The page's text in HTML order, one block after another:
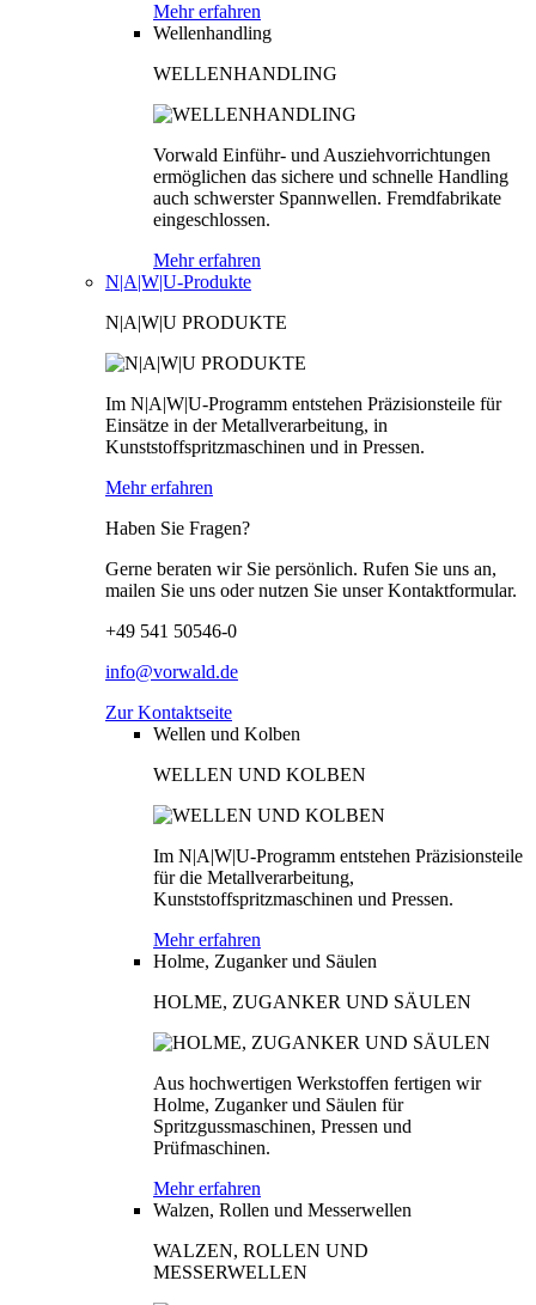
Mehr erfahren
Wellenhandling
WELLENHANDLING
Vorwald Einführ- und Ausziehvorrichtungen
ermöglichen das sichere und schnelle Handling
auch schwerster Spannwellen. Fremdfabrikate
eingeschlossen.
Mehr erfahren
N|A|W|U-Produkte
N|A|W|U PRODUKTE
Im N|A|W|U-Programm entstehen Präzisionsteile für
Einsätze in der Metallverarbeitung, in
Kunststoffspritzmaschinen und in Pressen.
Mehr erfahren
Haben Sie Fragen?
Gerne beraten wir Sie persönlich. Rufen Sie uns an,
mailen Sie uns oder nutzen Sie unser Kontaktformular.
+49 541 50546-0
info@vorwald.de
Zur Kontaktseite
Wellen und Kolben
WELLEN UND KOLBEN
Im N|A|W|U-Programm entstehen Präzisionsteile
für die Metallverarbeitung,
Kunststoffspritzmaschinen und Pressen.
Mehr erfahren
Holme, Zuganker und Säulen
HOLME, ZUGANKER UND SÄULEN
Aus hochwertigen Werkstoffen fertigen wir
Holme, Zuganker und Säulen für
Spritzgussmaschinen, Pressen und
Prüfmaschinen.
Mehr erfahren
Walzen, Rollen und Messerwellen
WALZEN, ROLLEN UND
MESSERWELLEN